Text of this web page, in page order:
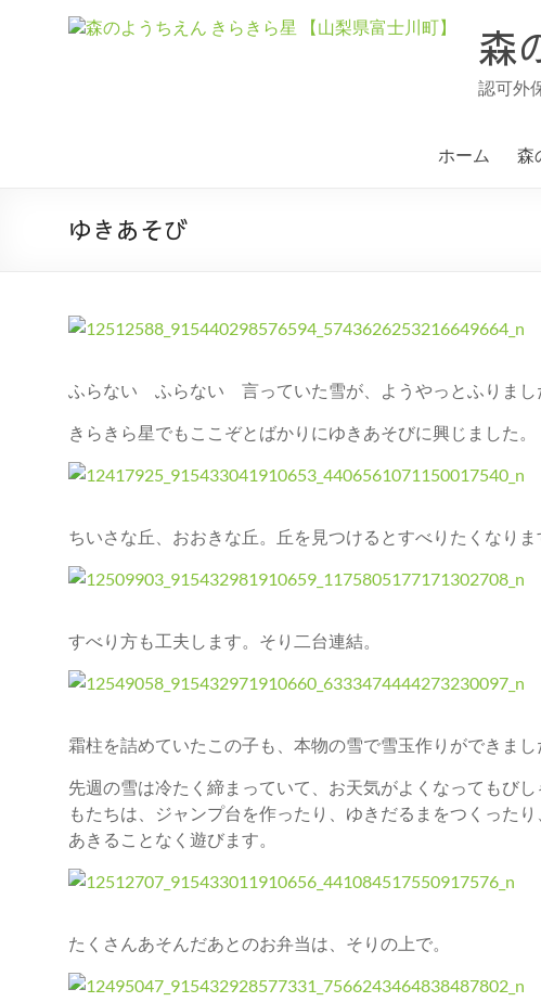
森
認可外
ホーム 森
ゆきあそび
ふらない ふらない 言っていた雪が、ようやっとふりまし
きらきら星でもここぞとばかりにゆきあそびに興じました。
ちいさな丘、おおきな丘。丘を見つけるとすべりたくなりま
すべり方も工夫します。そり二台連結。
霜柱を詰めていたこの子も、本物の雪で雪玉作りができまし
先週の雪は冷たく締まっていて、お天気がよくなってもび
もたちは、ジャンプ台を作ったり、ゆきだるまをつくった
あきることなく遊びます。
たくさんあそんだあとのお弁当は、そりの上で。